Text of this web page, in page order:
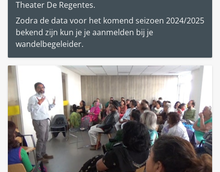
Theater De Regentes.
Zodra de data voor het komend seizoen 2024/2025
bekend zijn kun je je aanmelden bij je
wandelbegeleider.